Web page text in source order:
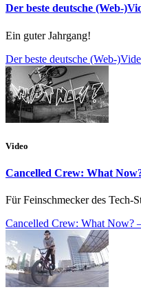
Der beste deutsche (Web-
Ein guter Jahrgang!
Der beste deutsche (Web-
Video
Cancelled Crew: What
Für Feinschmecker des Tech-
Cancelled Crew: What Now?